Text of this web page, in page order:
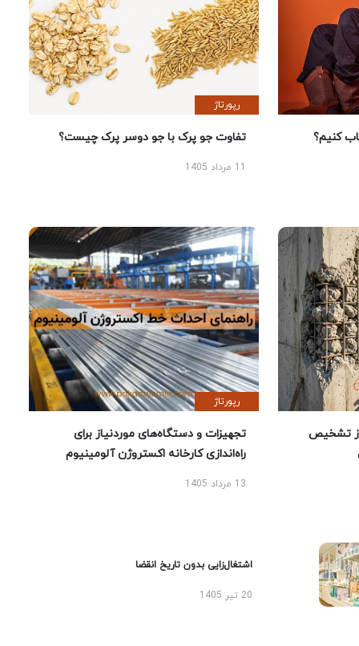
کنیم؟
رپورتاژ
تفاوت جو پرک با جو دوسر پرک چیست؟
تشخیص
رپورتاژ
تجهیزات و دستگاه‌های موردنیاز برای
راه‌اندازی کارخانه اکستروژن آلومینیوم
13 مرداد 1405
اشتغال‌زایی بدون تاریخ انقضا
20 تیر 1405